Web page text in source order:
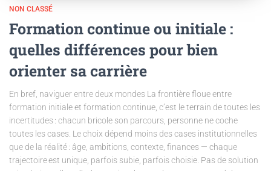
NON CLASSÉ
Formation continue ou initiale :
quelles différences pour bien
orienter sa carrière
En bref, naviguer entre deux mondes La frontière floue entre
formation initiale et formation continue, c’est le terrain de toutes les
incertitudes : chacun bricole son parcours, personne ne coche
toutes les cases. Le choix dépend moins des cases institutionnelles
que de la réalité : âge, ambitions, contexte, finances — chaque
trajectoire est unique, parfois subie, parfois choisie. Pas de solution